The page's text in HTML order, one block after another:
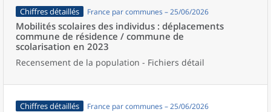
Chiffres détaillés France par communes – 25/06/2026
Mobilités scolaires des individus : déplacements
commune de résidence / commune de
scolarisation en 2023
Recensement de la population - Fichiers détail
Chiffres détaillés France par communes – 25/06/2026